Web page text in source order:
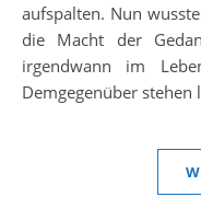
aufspalten. Nun
die Macht der
irgendwann im
Demgegenüber